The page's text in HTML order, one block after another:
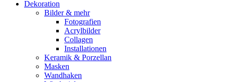
Dekoration
Bilder & mehr
Fotografien
Acrylbilder
Collagen
Installationen
Keramik & Porzellan
Masken
Wandhaken